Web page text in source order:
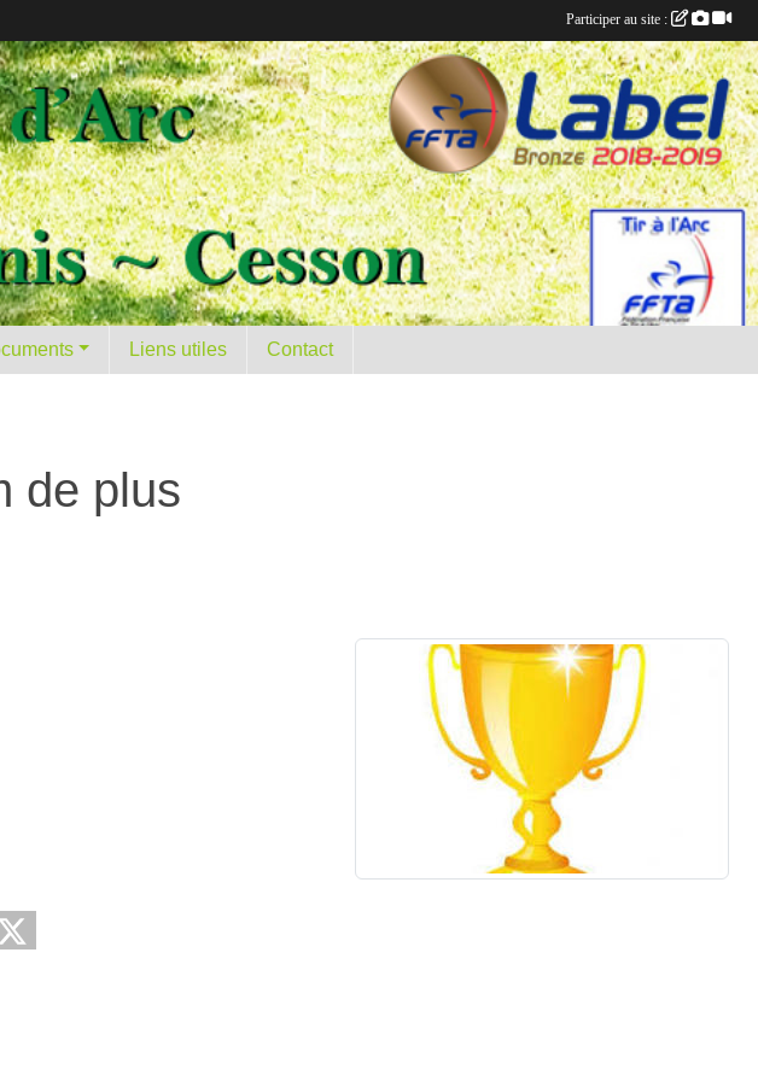
Liens utiles Contact
de plus
Participer au site :